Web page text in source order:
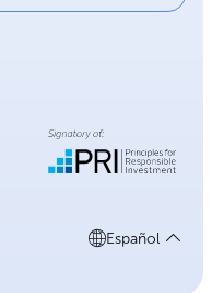
Español